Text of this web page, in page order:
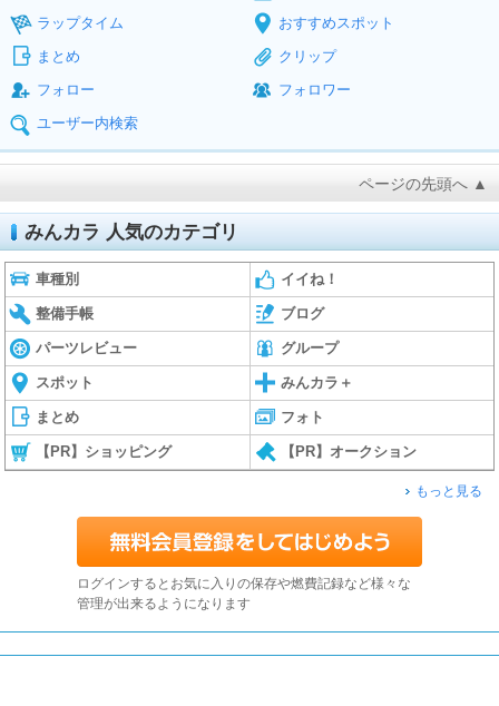
ラップタイム
おすすめスポット
まとめ
クリップ
フォロー
フォロワー
ユーザー内検索
ページの先頭へ ▲
みんカラ 人気のカテゴリ
車種別 イイね！
整備手帳 ブログ
パーツレビュー グループ
スポット みんカラ＋
まとめ フォト
【PR】ショッピング 【PR】オークション
もっと見る
ログインするとお気に入りの保存や燃費記録など様々な
管理が出来るようになります